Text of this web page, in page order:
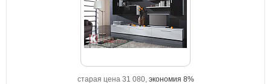
старая цена 31 080, экономия 8%